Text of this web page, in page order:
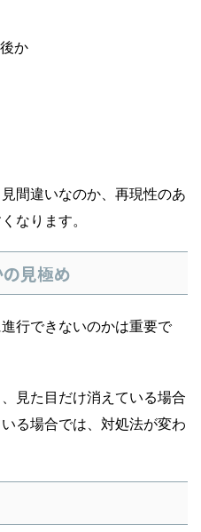
か
間違いなのか、再現性のあ
なります。
見極め
行できないのかは重要で
見た目だけ消えている場合
る場合では、対処法が変わ